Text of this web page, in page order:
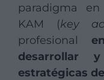
paradigma
KAM (key
profesional
desarrollar
estratégicas